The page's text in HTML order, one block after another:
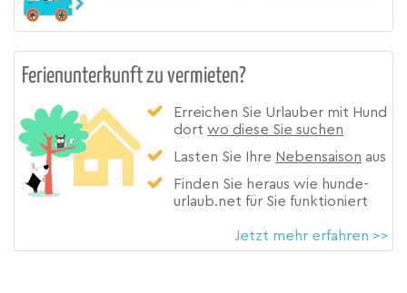
Ferienunterkunft zu vermieten?
Erreichen Sie Urlauber mit Hund
dort wo diese Sie suchen
Lasten Sie Ihre Nebensaison aus
Finden Sie heraus wie hunde-
urlaub.net für Sie funktioniert
Jetzt mehr erfahren >>